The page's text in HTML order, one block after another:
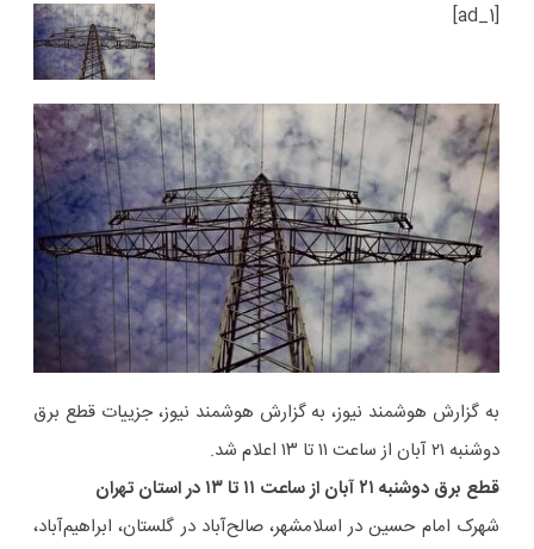
[ad_1]
به گزارش هوشمند نیوز، به گزارش هوشمند نیوز، جزییات قطع برق
دوشنبه ۲۱ آبان از ساعت ۱۱ تا ۱۳ اعلام شد.
قطع برق دوشنبه ۲۱ آبان از ساعت ۱۱ تا ۱۳ در استان تهران
شهرک امام حسین در اسلامشهر، صالح‌آباد در گلستان، ابراهیم‌آباد،